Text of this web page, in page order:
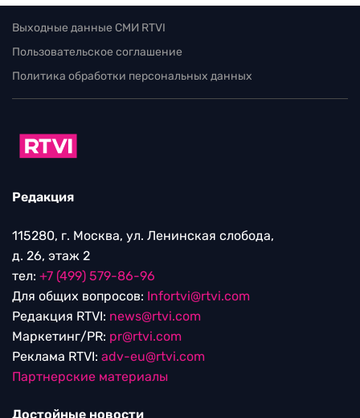
Выходные данные СМИ RTVI
Пользовательское соглашение
Политика обработки персональных данных
Редакция
115280, г. Москва, ул. Ленинская слобода,
д. 26, этаж 2
тел: +7 (499) 579-86-96
Для общих вопросов: Infortvi@rtvi.com
Редакция RTVI: news@rtvi.com
Маркетинг/PR: pr@rtvi.com
Реклама RTVI: adv-eu@rtvi.com
Партнерские материалы
Достойные новости